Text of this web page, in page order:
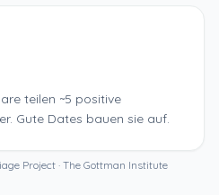
teilen ~5 positive
Gute Dates bauen sie auf.
Project · The Gottman Institute